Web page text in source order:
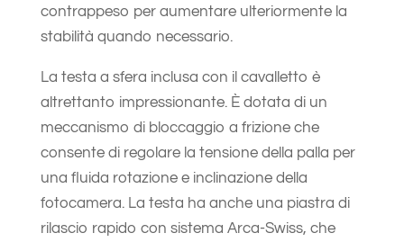
contrappeso per aumentare ulteriormente la
stabilità quando necessario.
La testa a sfera inclusa con il cavalletto è
altrettanto impressionante. È dotata di un
meccanismo di bloccaggio a frizione che
consente di regolare la tensione della palla per
una fluida rotazione e inclinazione della
fotocamera. La testa ha anche una piastra di
rilascio rapido con sistema Arca-Swiss, che